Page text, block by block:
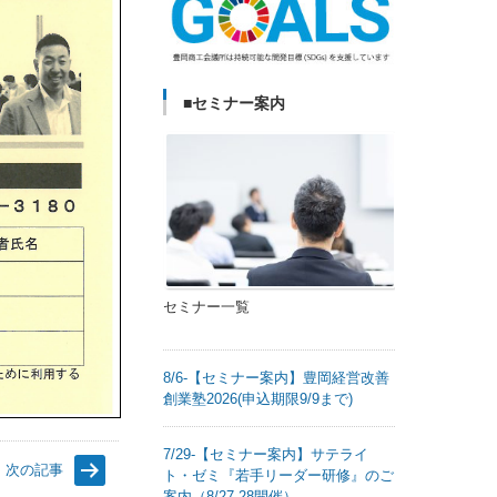
次の記事
■セミナー案内
セミナー一覧
8/6-【セミナー案内】豊岡経営改善
創業塾2026(申込期限9/9まで)
7/29-【セミナー案内】サテライ
ト・ゼミ『若手リーダー研修』のご